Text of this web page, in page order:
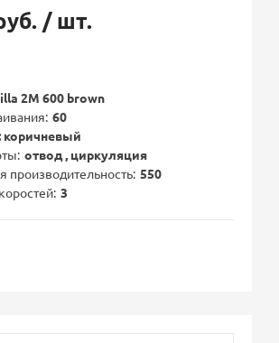
/ шт.
2M 600 brown
60
коричневый
отвод , циркуляция
производительность 550
3